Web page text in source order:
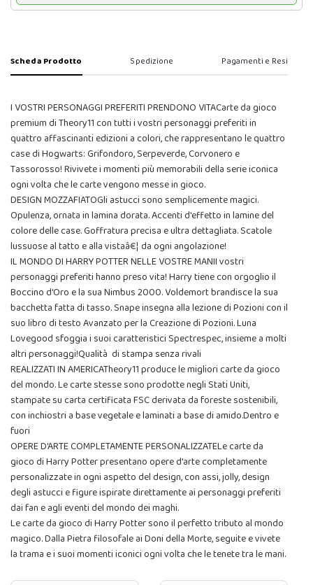
Scheda Prodotto Spedizione Pagamenti e Resi
I VOSTRI PERSONAGGI PREFERITI PRENDONO VITACarte da gioco
premium di Theory11 con tutti i vostri personaggi preferiti in
quattro affascinanti edizioni a colori, che rappresentano le quattro
case di Hogwarts: Grifondoro, Serpeverde, Corvonero e
Tassorosso! Rivivete i momenti più memorabili della serie iconica
ogni volta che le carte vengono messe in gioco.
DESIGN MOZZAFIATOGli astucci sono semplicemente magici.
Opulenza, ornata in lamina dorata. Accenti d'effetto in lamine del
colore delle case. Goffratura precisa e ultra dettagliata. Scatole
lussuose al tatto e alla vistaâ€¦ da ogni angolazione!
IL MONDO DI HARRY POTTER NELLE VOSTRE MANII vostri
personaggi preferiti hanno preso vita! Harry tiene con orgoglio il
Boccino d'Oro e la sua Nimbus 2000. Voldemort brandisce la sua
bacchetta fatta di tasso. Snape insegna alla lezione di Pozioni con il
suo libro di testo Avanzato per la Creazione di Pozioni. Luna
Lovegood sfoggia i suoi caratteristici Spectrespec, insieme a molti
altri personaggi!Qualità di stampa senza rivali
REALIZZATI IN AMERICATheory11 produce le migliori carte da gioco
del mondo. Le carte stesse sono prodotte negli Stati Uniti,
stampate su carta certificata FSC derivata da foreste sostenibili,
con inchiostri a base vegetale e laminati a base di amido.Dentro e
fuori
OPERE D'ARTE COMPLETAMENTE PERSONALIZZATELe carte da
gioco di Harry Potter presentano opere d'arte completamente
personalizzate in ogni aspetto del design, con assi, jolly, design
degli astucci e figure ispirate direttamente ai personaggi preferiti
dai fan e agli eventi del mondo dei maghi.
Le carte da gioco di Harry Potter sono il perfetto tributo al mondo
magico. Dalla Pietra filosofale ai Doni della Morte, seguite e vivete
la trama e i suoi momenti iconici ogni volta che le tenete tra le mani.